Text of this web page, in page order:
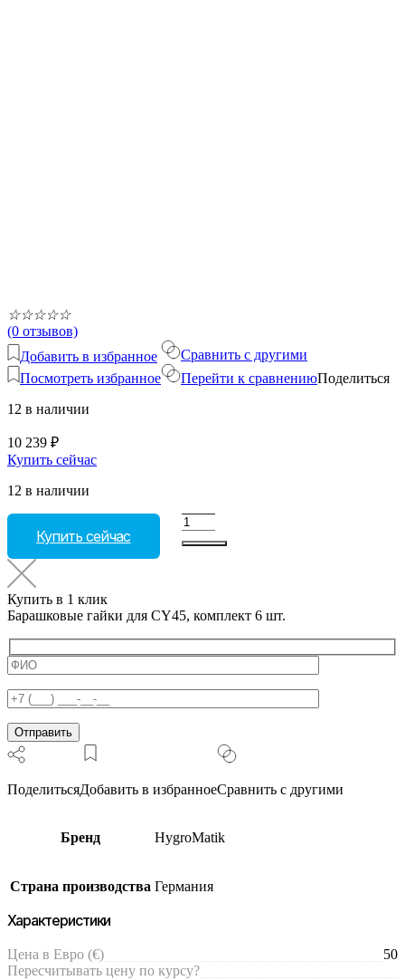
☆☆☆☆☆
(0 отзывов)
Добавить в избранное
Посмотреть избранное
Сравнить с другими
Перейти к сравнениюПоделиться
12 в наличии
10 239 ₽
Купить сейчас
12 в наличии
Купить сейчас
Количество
комплект
шт.
Купить в 1 клик
Барашковые гайки для CY45, комплект 6 шт.
ПоделитьсяДобавить в избранноеСравнить с другими
Бренд HygroMatik
Страна производства Германия
Характеристики
Цена в Евро (€)
50
Пересчитывать цену по курсу?